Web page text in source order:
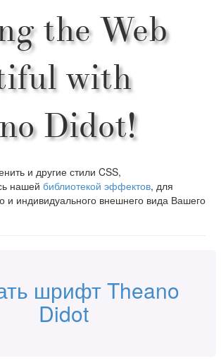
the Web
with
Didot!
и другие стили CSS,
нашей библиотекой эффектов, для
и индивидуального внешнего вида Вашего
шрифт Theano
Didot